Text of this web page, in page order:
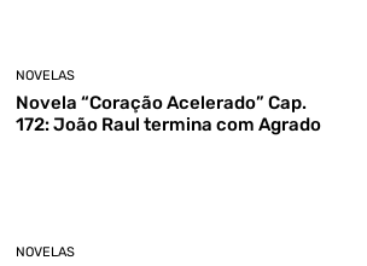
NOVELAS
Novela “Coração Acelerado” Cap.
172: João Raul termina com Agrado
NOVELAS